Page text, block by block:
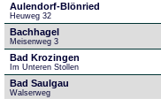
Aulendorf-Blönried
Heuweg 32
Bachhagel
Meisenweg 3
Bad Krozingen
Im Unteren Stollen
Bad Saulgau
Walserweg